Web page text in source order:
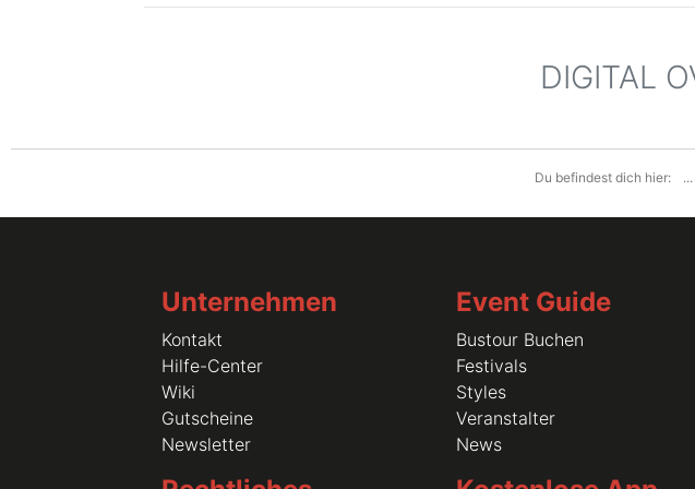
DIGITAL
Du befindest dich hier: ...
Unternehmen
Kontakt
Hilfe-Center
Wiki
Gutscheine
Newsletter
Event Guide
Bustour Buchen
Festivals
Styles
Veranstalter
News